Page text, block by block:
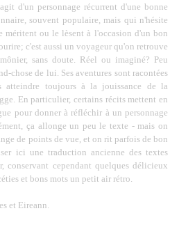
d'un personnage récurrent d'une bonne
souvent populaire, mais qui n'hésite
ou le lèsent à l'occasion d'un bon
c'est aussi un voyageur qu'on retrouve
sans doute. Réel ou imaginé? Peu
chose de lui. Ses aventures sont racontées
atteindre toujours à la jouissance de la
En particulier, certains récits mettent en
pour donner à réfléchir à un personnage
ça allonge un peu le texte - mais on
de points de vue, et on rit parfois de bon
ici une traduction ancienne des textes
conservant cependant quelques délicieux
et bons mots un petit air rétro.
et Eireann.